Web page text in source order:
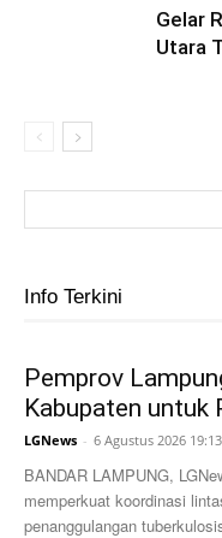
Gelar
Utara
Info Terkini
Pemprov
Kabupaten untuk
LGNews - 6 Agustus 2026 19:13
BANDAR LAMPUNG,
memperkuat koordinasi
penanggulangan